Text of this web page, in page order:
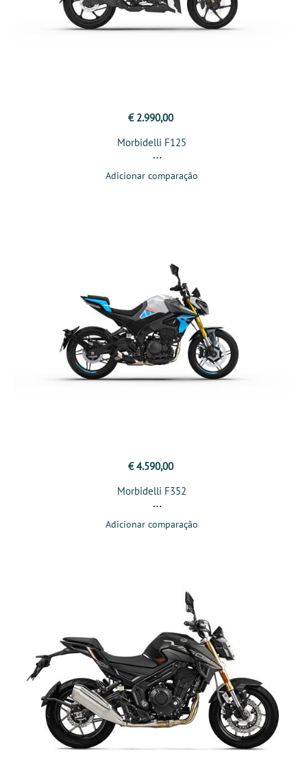
€ 2.990,00
Morbidelli F125
Adicionar comparação
€ 4.590,00
Morbidelli F352
Adicionar comparação